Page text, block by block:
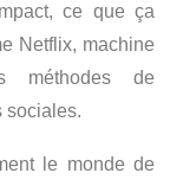
ce que ça
Netflix, machine
méthodes de
sociales.
le monde de